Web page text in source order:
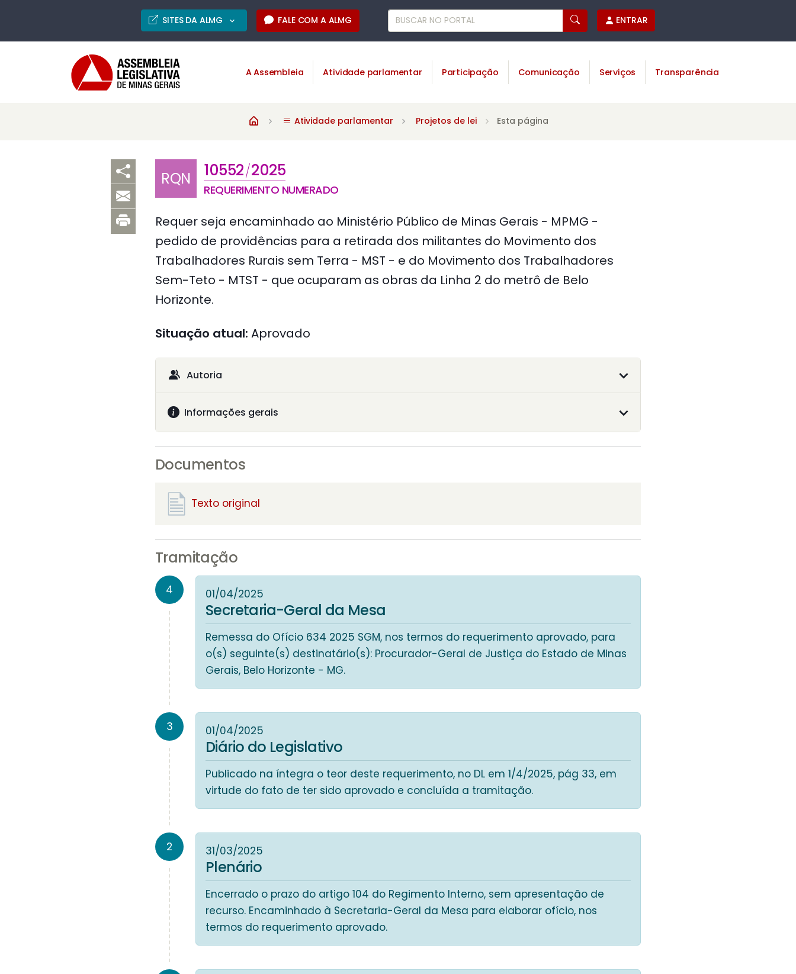
SITES DA ALMG FALE COM A ALMG ENTRAR
A Assembleia Atividade parlamentar Participação Comunicação Serviços Transparência
Atividade parlamentar Projetos de lei Esta página
RQN 10552/2025
REQUERIMENTO NUMERADO
Requer seja encaminhado ao Ministério Público de Minas Gerais - MPMG -
pedido de providências para a retirada dos militantes do Movimento dos
Trabalhadores Rurais sem Terra - MST - e do Movimento dos Trabalhadores
Sem-Teto - MTST - que ocuparam as obras da Linha 2 do metrô de Belo
Horizonte.
Situação atual: Aprovado
Autoria
Informações gerais
Documentos
Texto original
Tramitação
4 01/04/2025
Secretaria-Geral da Mesa
Remessa do Ofício 634 2025 SGM, nos termos do requerimento aprovado, para
o(s) seguinte(s) destinatário(s): Procurador-Geral de Justiça do Estado de Minas
Gerais, Belo Horizonte - MG.
3 01/04/2025
Diário do Legislativo
Publicado na íntegra o teor deste requerimento, no DL em 1/4/2025, pág 33, em
virtude do fato de ter sido aprovado e concluída a tramitação.
2 31/03/2025
Plenário
Encerrado o prazo do artigo 104 do Regimento Interno, sem apresentação de
recurso. Encaminhado à Secretaria-Geral da Mesa para elaborar ofício, nos
termos do requerimento aprovado.